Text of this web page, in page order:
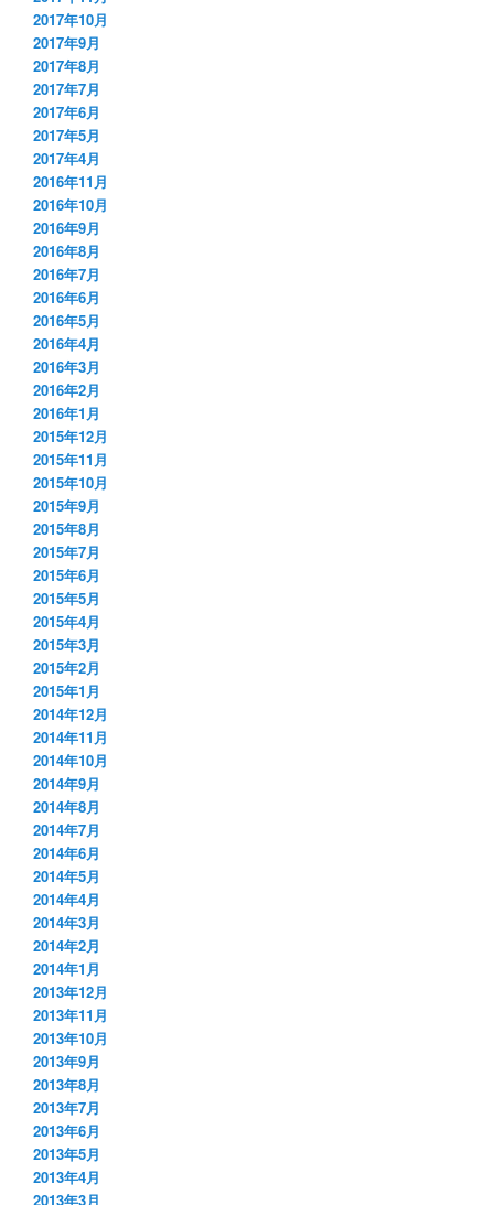
2017年10月
2017年9月
2017年8月
2017年7月
2017年6月
2017年5月
2017年4月
2016年11月
2016年10月
2016年9月
2016年8月
2016年7月
2016年6月
2016年5月
2016年4月
2016年3月
2016年2月
2016年1月
2015年12月
2015年11月
2015年10月
2015年9月
2015年8月
2015年7月
2015年6月
2015年5月
2015年4月
2015年3月
2015年2月
2015年1月
2014年12月
2014年11月
2014年10月
2014年9月
2014年8月
2014年7月
2014年6月
2014年5月
2014年4月
2014年3月
2014年2月
2014年1月
2013年12月
2013年11月
2013年10月
2013年9月
2013年8月
2013年7月
2013年6月
2013年5月
2013年4月
2013年3月